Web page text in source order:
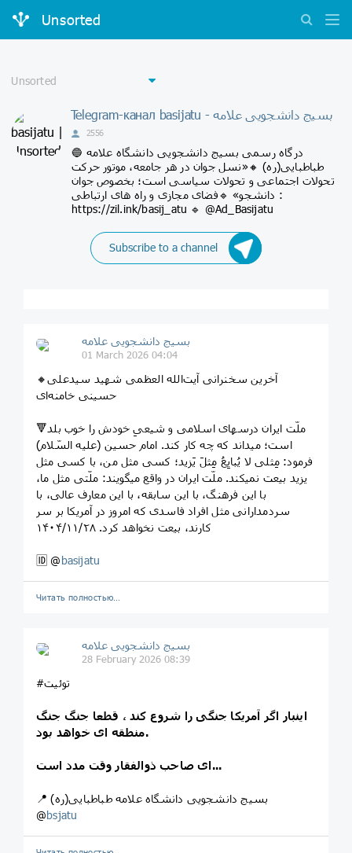
Unsorted
Telegram-канал basijatu - بسیج دانشجویی علامه
2556
🔵 درگاه رسمی بسیج دانشجویی دانشگاه علامه
طباطبايى(ره) 🔸️«نسل جوان در هر جامعه، موتور حرکت
تحولات اجتماعی و تحولات سیاسی است؛ بخصوص جوان
دانشجو» 🔹فضای مجازی و راه های ارتباطی :
https://zil.ink/basij_atu 🔹️ @Ad_Basijatu
Subscribe to a channel
بسیج دانشجویی علامه
01 March 2026 04:04
🔸آخرین سخنرانی آیت‌‌الله العظمی شهید سیدعلی
حسینی خامنه‌ای
🔻ملّت ایران درسهای اسلامی و شیعیِ خودش را خوب بلد
است؛ میداند که چه‌ کار کند. امام حسین (علیه السّلام)
فرمود: مِثلی لا یُبایِعُ مِثلَ یَزید؛ کسی مثل من، با کسی مثل
یزید بیعت نمیکند. ملّت ایران در واقع میگویند: ملّتی مثل ما،
با این فرهنگ، با این سابقه، با این معارف عالی، با
سردمدارانی مثل افراد فاسدی که امروز در آمریکا بر سر
کارند، بیعت نخواهد کرد. ۱۴۰۴/۱۱/۲۸
🆔 @basijatu
Читать полностью…
بسیج دانشجویی علامه
28 February 2026 08:39
#توئیت
اینبار اگر آمریکا جنگی را شروع کند ، قطعا جنگ جنگ
منطقه ای خواهد بود.
ای صاحب ذوالفقار وقت مدد است...
📍 بسیج دانشجویی دانشگاه علامه طباطبایی(ره)
@bsjatu